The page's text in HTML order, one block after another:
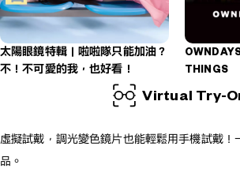
太陽眼鏡特輯｜啦啦隊只能加油？
不！不可愛的我，也好看！
THINGS
Virtual Try-
虛擬試戴，調光變色鏡片也能輕鬆用手機試戴！
品。